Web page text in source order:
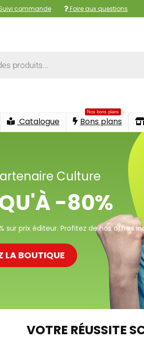
commande Foire aux questions
Catalogue
Nos bons plans
Bons plans
Culture
-80%
sur prix éditeur. Profitez de nos offres
LA BOUTIQUE
VOTRE RÉUSSITE